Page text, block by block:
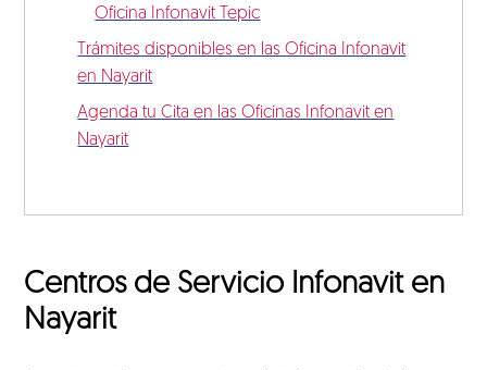
Oficina Infonavit Tepic
Trámites disponibles en las Oficina Infonavit
en Nayarit
Agenda tu Cita en las Oficinas Infonavit en
Nayarit
Centros de Servicio Infonavit en
Nayarit